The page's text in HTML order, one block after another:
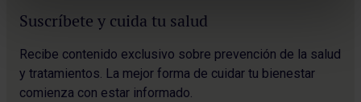
Suscríbete y cuida tu salud
Recibe contenido exclusivo sobre prevención de la salud
y tratamientos. La mejor forma de cuidar tu bienestar
comienza con estar informado.